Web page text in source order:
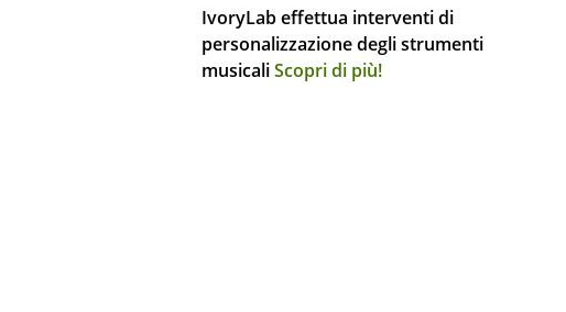
IvoryLab effettua interventi di
personalizzazione degli strumenti
musicaliScopri di più!